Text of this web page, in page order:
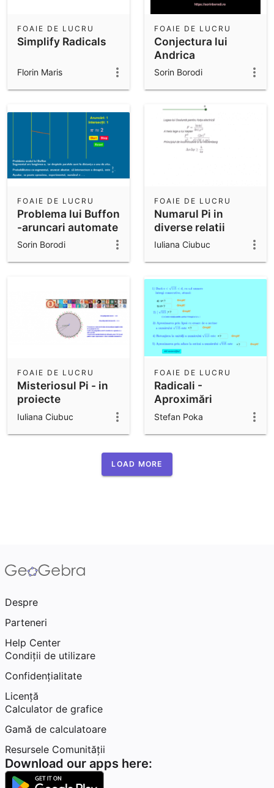
Simplify Radicals
FOAIE DE LUCRU
Florin Maris
Conjectura lui
Andrica
FOAIE DE LUCRU
Sorin Borodi
Problema lui Buffon
-aruncari automate
FOAIE DE LUCRU
Sorin Borodi
Numarul Pi in
diverse relatii
matematice la
FOAIE DE LUCRU
Iuliana Ciubuc
Misteriosul Pi - in
proiecte
eTwinning-
FOAIE DE LUCRU
Iuliana Ciubuc
Radicali -
Aproximări
FOAIE DE LUCRU
Stefan Poka
LOAD MORE
Despre
Parteneri
Help Center
Condiţii de utilizare
Confidențialitate
Licență
Calculator de grafice
Gamă de calculatoare
Resursele Comunității
Download our apps here: